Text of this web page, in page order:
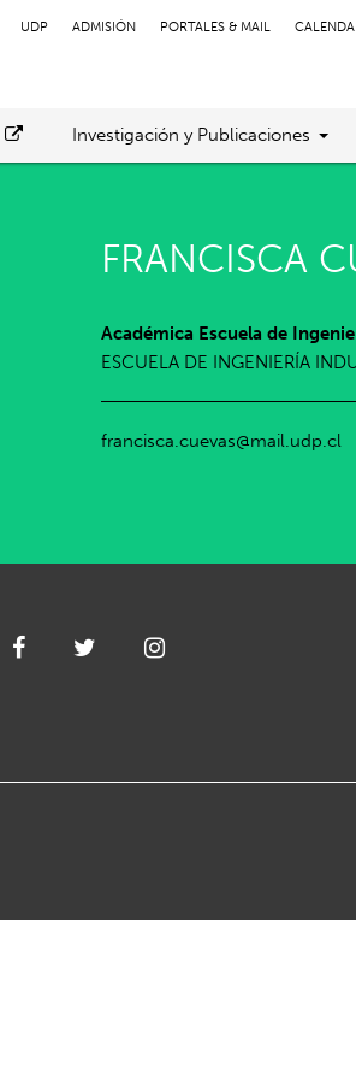
UDP ADMISIÓN PORTALES & MAIL
Investigación y Publicaciones
FRANCISCA
Académica Escuela de
ESCUELA DE INGENIERÍA
francisca.cuevas@mail.udp.cl